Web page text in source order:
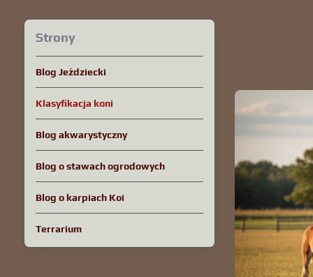
Strony
Blog Jeździecki
Klasyfikacja koni
Blog akwarystyczny
Blog o stawach ogrodowych
Blog o karpiach Koi
Terrarium